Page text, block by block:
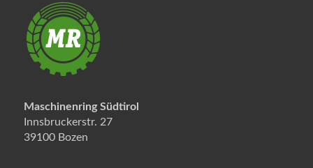
Maschinenring Südtirol
Innsbruckerstr. 27
39100 Bozen